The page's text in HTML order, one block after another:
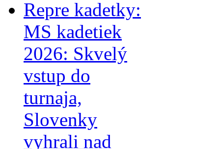
Repre kadetky:
MS kadetiek
2026: Skvelý
vstup do
turnaja,
Slovenky
vyhrali nad